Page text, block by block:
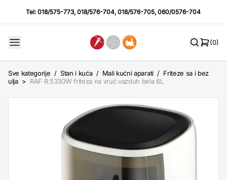
Tel:018/575-773,018/576-704,018/576-705,060/0576-704
(0)
Sve kategorije / Stan i kuća / Mali kućni aparati / Friteze sa i bez
ulja > RAF R.5330W friteza na vruć vazduh bela 6L